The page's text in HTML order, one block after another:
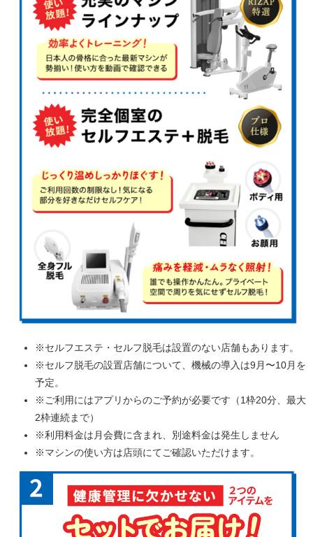
※セルフエステ・セルフ脱毛は設置のない店舗もあります。
※セルフ脱毛の設置店舗について、機械の導入は9月〜10月を
予定。
※ご利用にはアプリからのご予約が必要です（1枠20分、最大
2枠連続まで）
※利用料金は月会費に含まれ、別途料金は発生しません
※マシンの使い方は店頭にてご確認いただけます。